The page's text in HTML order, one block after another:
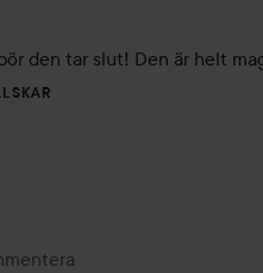
den tar slut! Den är helt